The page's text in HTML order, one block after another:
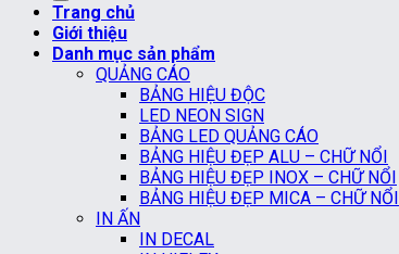
Trang chủ
Giới thiệu
Danh mục sản phẩm
QUẢNG CÁO
BẢNG HIỆU ĐỘC
LED NEON SIGN
BẢNG LED QUẢNG CÁO
BẢNG HIỆU ĐẸP ALU – CHỮ NỔI
BẢNG HIỆU ĐẸP INOX – CHỮ NỔI
BẢNG HIỆU ĐẸP MICA – CHỮ NỔI
IN ẤN
IN DECAL